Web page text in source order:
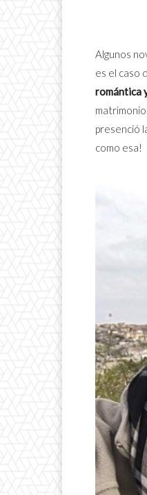
Algunos
es el caso
romántica
presenció
como esa!